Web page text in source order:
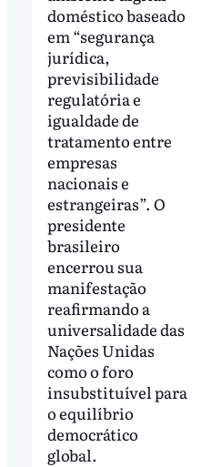
doméstico baseado
em “segurança
jurídica,
previsibilidade
regulatória e
igualdade de
tratamento entre
empresas
nacionais e
estrangeiras”. O
presidente
brasileiro
encerrou sua
manifestação
reafirmando a
universalidade das
Nações Unidas
como o foro
insubstituível para
o equilíbrio
democrático
global.